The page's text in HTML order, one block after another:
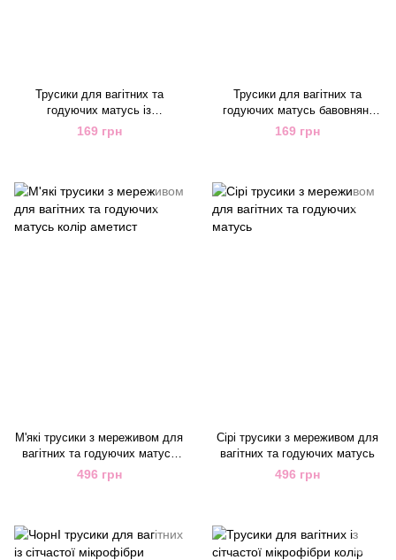
Трусики для вагітних та
годуючих матусь із
бавовняного трикотажу колір
меланж
169 грн
Трусики для вагітних та
годуючих матусь бавовняні
чорні
169 грн
М'які трусики з мереживом для
вагітних та годуючих матусь
колір аметист
496 грн
Сірі трусики з мереживом для
вагітних та годуючих матусь
496 грн